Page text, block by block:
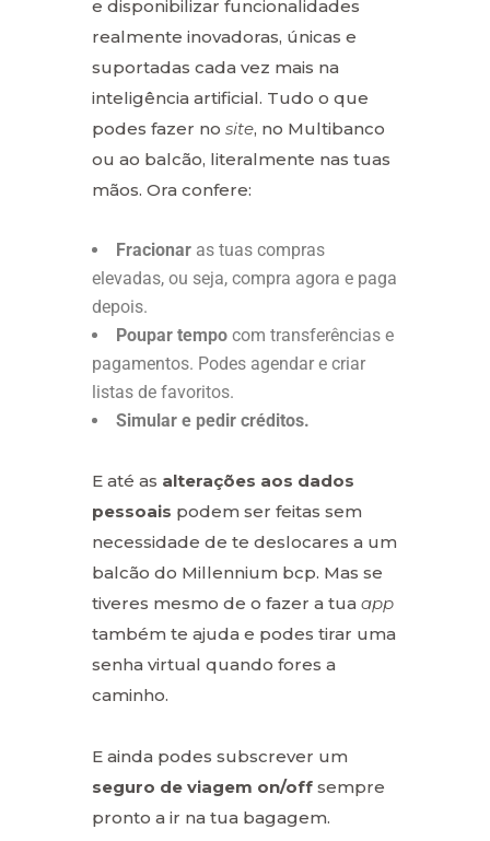
e disponibilizar funcionalidades
realmente inovadoras, únicas e
suportadas cada vez mais na
inteligência artificial. Tudo o que
podes fazer no site, no Multibanco
ou ao balcão, literalmente nas tuas
mãos. Ora confere:
Fracionar as tuas compras
elevadas, ou seja, compra agora e paga
depois.
Poupar tempo com transferências e
pagamentos. Podes agendar e criar
listas de favoritos.
Simular e pedir créditos.
E até as alterações aos dados
pessoais podem ser feitas sem
necessidade de te deslocares a um
balcão do Millennium bcp. Mas se
tiveres mesmo de o fazer a tua app
também te ajuda e podes tirar uma
senha virtual quando fores a
caminho.
E ainda podes subscrever um
seguro de viagem on/off sempre
pronto a ir na tua bagagem.